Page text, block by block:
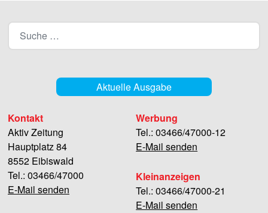
Aktuelle Ausgabe
Kontakt
Aktiv Zeitung
Hauptplatz 84
8552 Eibiswald
Tel.: 03466/47000
E-Mail senden
Werbung
Tel.: 03466/47000-12
E-Mail senden
Kleinanzeigen
Tel.: 03466/47000-21
E-Mail senden